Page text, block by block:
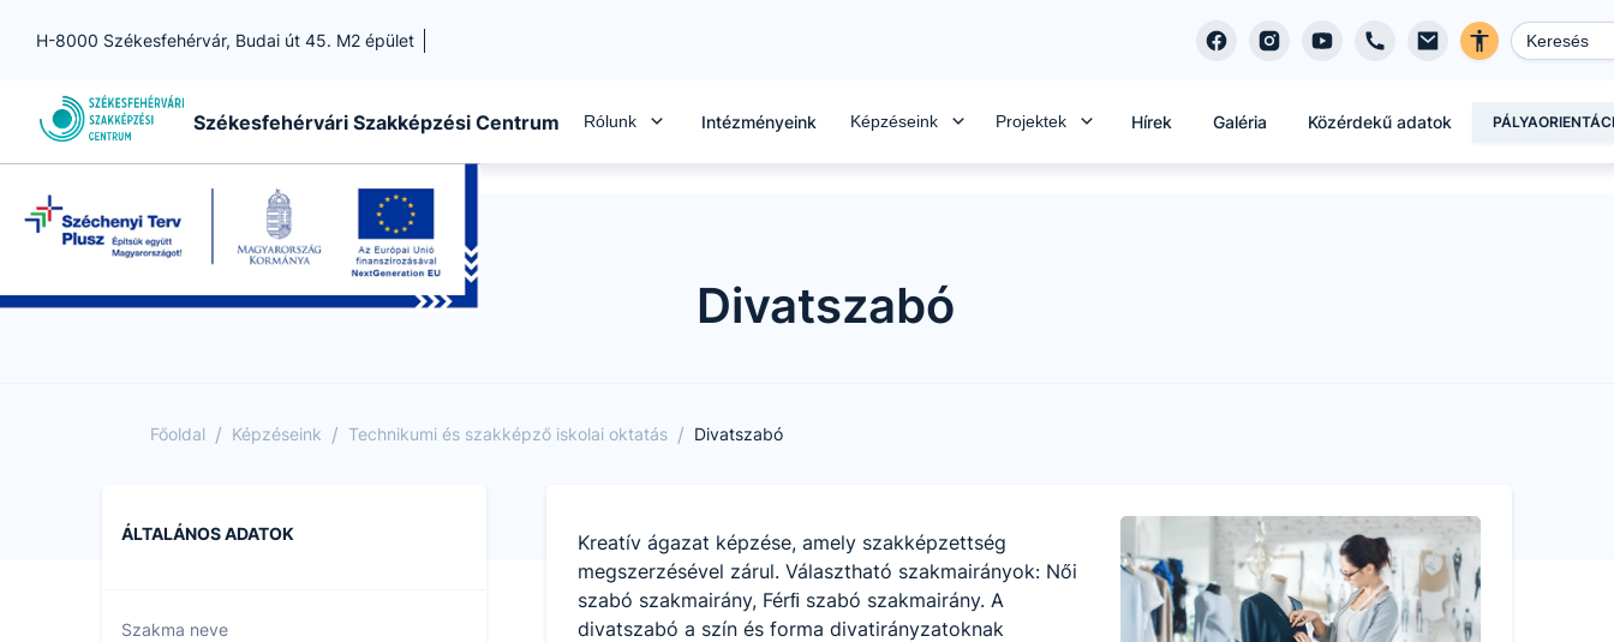
H-8000 Székesfehérvár, Budai út 45. M2 épület
Székesfehérvári Szakképzési Centrum Intézményeink Képzéseink Projektek
Divatszabó
Főoldal / Képzéseink / Technikumi és szakképző iskolai oktatás / Divatszabó
ÁLTALÁNOS ADATOK
Szakma neve
Kreatív ágazat képzése, amely szakképzettség
megszerzésével zárul. Választható szakmairányok: Női
szabó szakmairány, Férﬁ szabó szakmairány. A
divatszabó a szín és forma divatirányzatoknak